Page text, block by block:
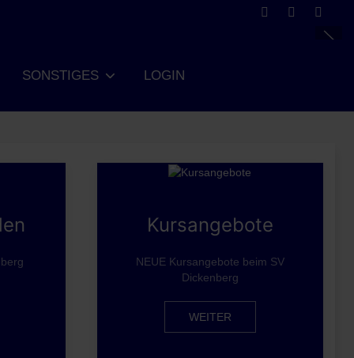
SONSTIGES LOGIN
Kursangebote
NEUE Kursangebote beim SV
Dickenberg
WEITER